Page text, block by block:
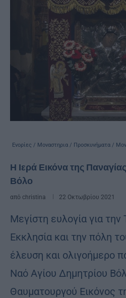
Ενορίες / Μοναστηρια / Προσκυνήματα /
Η Ιερά Εικόνα της
Βόλο
από christina 22 Οκτωβρίου 2021
Μεγίστη ευλογία για την
Εκκλησία και την πόλη
έλευση και ολιγοήμερο
Ναό Αγίου Δημητρίου
Θαυματουργού Εικόνος